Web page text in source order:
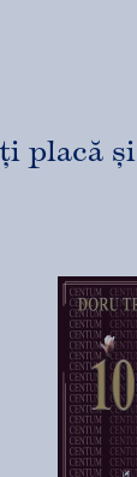
placă și